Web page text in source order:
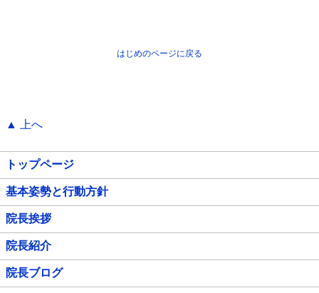
はじめのページに戻る
▲ 上へ
トップページ
基本姿勢と行動方針
院長挨拶
院長紹介
院長ブログ